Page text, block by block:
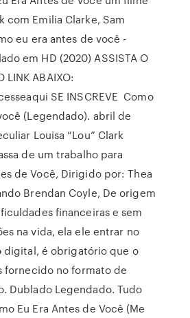
com Emilia Clarke, Sam
eu era antes de você -
em HD (2020) ASSISTA O
LINK ABAIXO:
SE INSCREVE Como
(Legendado). abril de
Louisa “Lou” Clark
de um trabalho para
de Você, Dirigido por: Thea
Brendan Coyle, De origem
financeiras e sem
na vida, ela ele entrar no
digital, é obrigatório que o
fornecido no formato de
Dublado Legendado. Tudo
Eu Era Antes de Você (Me